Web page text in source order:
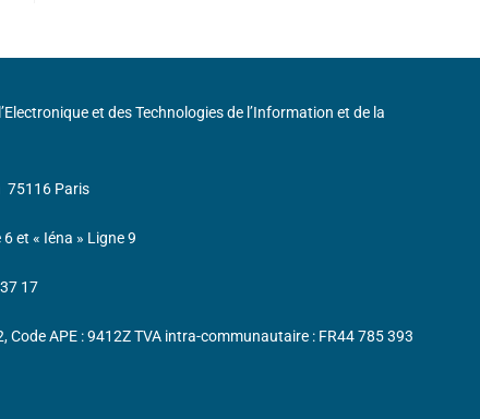
et des Technologies de l’Information et de la
75116 Paris
et « Iéna » Ligne 9
17
Code APE : 9412Z TVA intra-communautaire : FR44 785 393